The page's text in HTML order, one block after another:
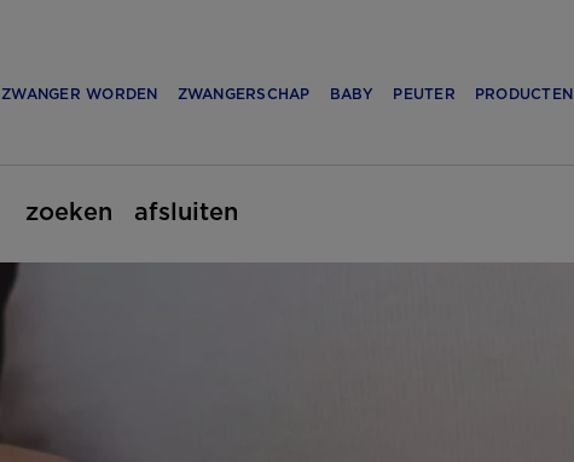
ZWANGER WORDEN ZWANGERSCHAP BABY PEUTER PRODUCTEN
zoeken afsluiten